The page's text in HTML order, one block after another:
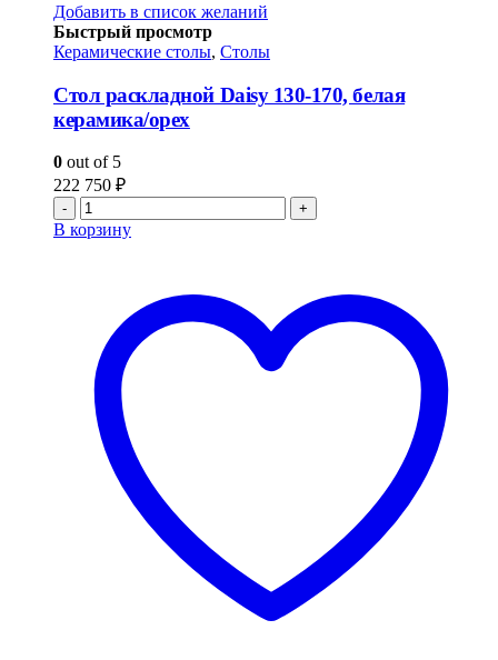
Добавить в список желаний
Быстрый просмотр
Керамические столы, Столы
Стол раскладной Daisy 130-170, белая
керамика/орех
0 out of 5
222 750 ₽
- +
В корзину